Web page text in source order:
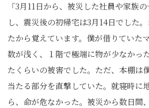
「3月11日から、被災した社員や家族
し、震災後の初帰宅は3月14日でした
たから覚えています。僕が借りていた
数が浅く、１階で極端に物が少なかっ
たくらいの被害でした。ただ、本棚は
当たる部分を直撃していた。就寝時に
ら、命が危なかった。被災から数日間